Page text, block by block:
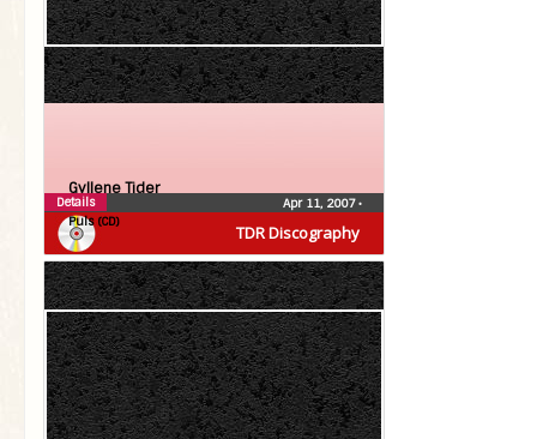
TDR Discography
Gyllene Tider
Puls (CD)
Apr 11, 2007•
Details